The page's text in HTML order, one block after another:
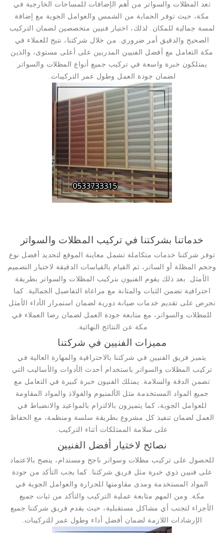
تعد المظلات والسواتر من أهم الإضافات للمساحات الخارجية في
مكة، حيث توفر الحماية من الشمس والعوامل الجوية مع إضافة
لمسة جمالية للمكان. لذلك، اختيار فنيين متخصصين لضمان التركيب
الصحيح والدقيق أمر ضروري. من خلال شركتنا، نتيح للعملاء في
مكة التعامل مع أفضل الفنيين المدربين على أعلى مستوى، والذين
يمتلكون خبرة واسعة في تركيب جميع أنواع المظلات والسواتر
لضمان جودة العمل وطول عمر التركيبات.
خدماتنا بشركتنا في تركيب المظلات والسواتر
توفر شركتنا خدمات متكاملة تشمل معاينة الموقع لتحديد أفضل نوع
وحجم المظلة أو الساتر، ثم القيام بالقياسات الدقيقة لاختيار التصميم
الأمثل. بعد ذلك يقوم الفنيون بتركيب المظلات والسواتر بطريقة
احترافية تضمن الثبات والمتانة مع مراعاة التفاصيل الجمالية. كما
نحرص على تقديم خدمات صيانة دورية لضمان استمرار الأداء الأمثل
للمظلات والسواتر، مع متابعة جودة العمل لضمان رضا العملاء في
مكة عن النتائج النهائية.
مميزات الفنيين في شركتنا
يتميز فريق الفنيين في شركتنا بالاحترافية والمهارة العالية في
تركيب المظلات والسواتر باستخدام أحدث الأدوات والأساليب التي
تضمن الدقة والسلامة. يمتلك الفنيون خبرة كبيرة في التعامل مع
جميع المواد المستخدمة مثل الألمنيوم والفولاذ والمواد المقاومة
للعوامل الجوية، كما يتميزون بالالتزام بالمواعيد والانضباط في
العمل لضمان تنفيذ كل مشروع بطريقة سلسة ومنظمة، مع الحفاظ
على سلامة الممتلكات أثناء التركيب.
نصائح لاختيار أفضل الفنيين
للحصول على تركيب مظلات وسواتر ناجح ومستدام، ينصح بالاعتماد
على فنيين ذوي خبرة مثل فريق شركتنا. كما يجب التأكد من جودة
المواد المستخدمة ومدى مقاومتها للحرارة والعوامل الجوية في
مكة. ومن المهم متابعة عملية التركيب والتأكد من ثبات جميع
الأجزاء لتجنب أي مشاكل مستقبلية، حيث يقدم فريق شركتنا جميع
الإرشادات اللازمة لضمان أفضل أداء وطول عمر للتركيبات.